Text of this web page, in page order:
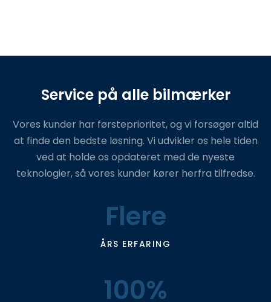
Service på alle bilmærker
​Vores kunder har førsteprioritet, og vi forsøger altid
at finde den bedste løsning. Vi udvikler os hele tiden
ved at holde os opdateret med de nyeste
teknologier, så vores kunder kører herfra tilfredse.
Flere
ÅRS ERFARING
100%